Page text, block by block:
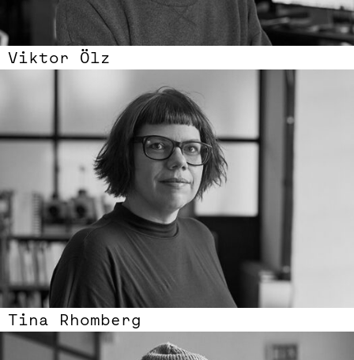
Viktor Ölz
Tina Rhomberg